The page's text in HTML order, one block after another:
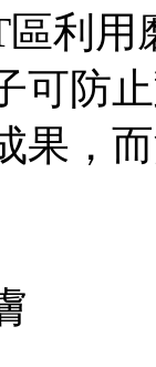
利用
可防
果，